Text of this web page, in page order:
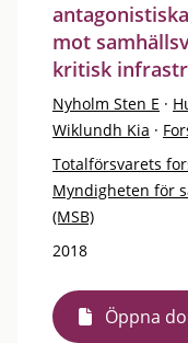
mot
kritisk
Nyholm Sten E ·
Wiklundh Kia ·
Totalförsvarets
Myndigheten för
(MSB)
2018
Öppna